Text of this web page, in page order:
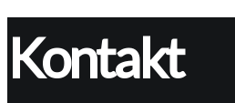
Kontakt